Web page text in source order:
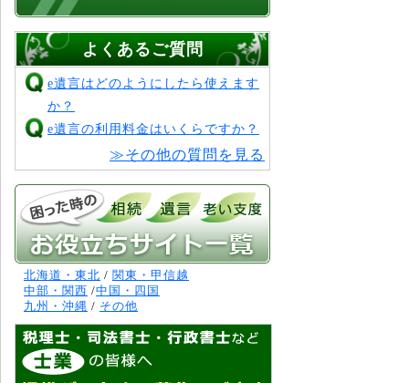
よくあるご質問
e遺言はどのようにしたら使えます
か？
e遺言の利用料金はいくらですか？
≫その他の質問を見る
北海道・東北 / 関東・甲信越
中部・関西 /中国・四国
九州・沖縄 / その他